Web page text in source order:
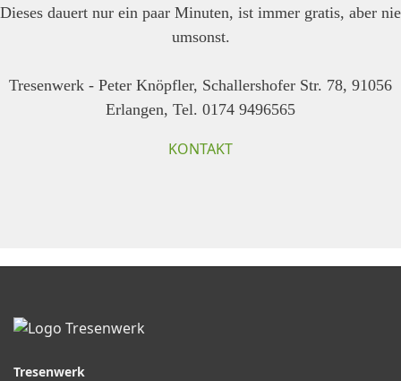
Dieses dauert nur ein paar Minuten, ist immer gratis, aber nie
umsonst.
Tresenwerk - Peter Knöpfler, Schallershofer Str. 78, 91056
Erlangen, Tel. 0174 9496565
KONTAKT
Tresenwerk